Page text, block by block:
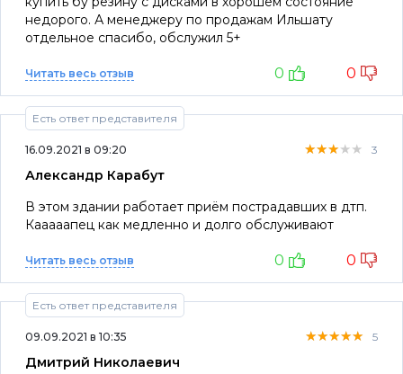
недорого. А менеджеру по продажам Ильшату
отдельное спасибо, обслужил 5+
Читать весь отзыв 0 0
Есть ответ представителя
16.09.2021 в 09:20 ★★★★★
★★★★★
★★★★★ 3
Александр Карабут
В этом здании работает приём пострадавших в дтп.
Кааааапец как медленно и долго обслуживают
Читать весь отзыв 0 0
Есть ответ представителя
09.09.2021 в 10:35 ★★★★★
★★★★★
★★★★★ 5
Дмитрий Николаевич